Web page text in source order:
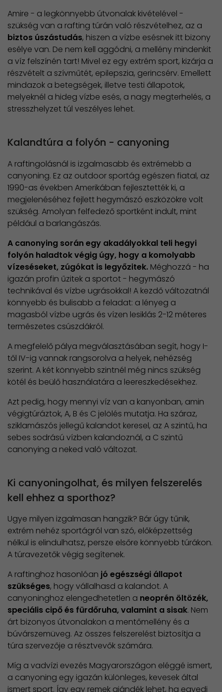
Amire - a legkönnyebb útvonalak kivételével -
szükség van a rafting túrán való részvételhez, az a
biztos úszástudás, hiszen a vízbe esésnek itt bizony
esélye van. De nem kell aggódni, a mellény mindenkit
a víz felszínén tart! Mivel ez egy extrém sport, kizárja a
részvételt a szívműtét, epilepszia, gerincsérv. Emellett
mindazok a betegségek, illetve testi állapotok,
melyeknél a hideg vízbe esés, a nagy megterhelés, a
stresszhelyzet túl veszélyes lehet.
Kalandtúra a folyón - canyoning
A raftingolásnál is izgalmasabb és extrémebb a
canyoning. Ez az outdoor sportág egészen fiatal, az
1990-as években Amerikában fejlesztették ki, a
megjelenéséhez fejlett hegymászó eszközökre volt
szükség. Amolyan felfedező sportként indult, mint
például a barlangászás.
A canonying során egy akadályokkal teli hegyi
folyón haladtok végig úgy, hogy a komolyabb
vízeséseket, zúgókat is legyőzitek. Méghozzá - ha
igazán profin űzitek a sportot - hegymászó
technikával és vízbe ugrásokkal! A kezdő változatnál
könnyebb és bulisabb a feladat: a lényeg a
magasból vízbe ugrás és vízen lesiklás 2-12 méteres
természetes csúszdákról.
A megfelelő pálya megválasztásában segít, hogy I-
től IV-ig vannak rangsorolva a helyek, nehézség
szerint. A két könnyebb szintnél még nincs szükség
kötél és beülő használatára a leereszkedésekhez.
Azt pedig, hogy mennyi víz van a kanyonban, amin
végigtúráztok, A, B és C jelölés mutatja. Ha száraz,
sziklamászós jellegű kalandot keresel, az A szintű, ha
sebes sodrású vízben kalandoznál, a C szintű
canonying a neked való változat.
Ki canyoningolhat, és milyen felszerelés
kell ehhez a sporthoz?
Ugye milyen izgalmasan hangzik? Bár úgy tűnik,
extrém nehéz sportágról van szó, előképzettség
nélkül is elindulhatsz, persze elsőre könnyebb túrákon.
A túravezetők végig segítenek.
A raftinghoz hasonlóan jó egészségi állapot
szükséges, hogy vállalhasd a kalandot. A
canyoninghoz elengedhetetlen a neoprén öltözék,
speciális cipő és fürdőruha, valamint a sisak. Nem
árt bizonyos útvonalakon a mentőmellény és a
búvárszemüveg. Az összes felszerelést biztosítja a
túra szervezője a résztvevők számára.
Míg a vadvízi evezés Magyarországon eléggé ismert,
a canyoning egy igazán különleges, kevesek által
ismert sport. Így egy remek ajándék lehet, ha egyedi